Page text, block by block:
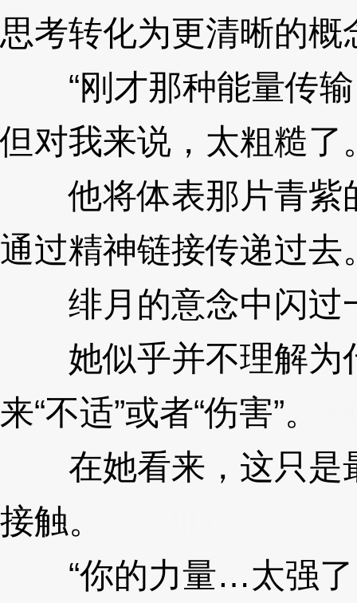
思考转化为更清晰的概
“刚才那种能量传输
但对我来说，太粗糙了
他将体表那片青紫
通过精神链接传递过去
绯月的意念中闪过
她似乎并不理解为
来“不适”或者“伤害”。
在她看来，这只是
接触。
“你的力量…太强了